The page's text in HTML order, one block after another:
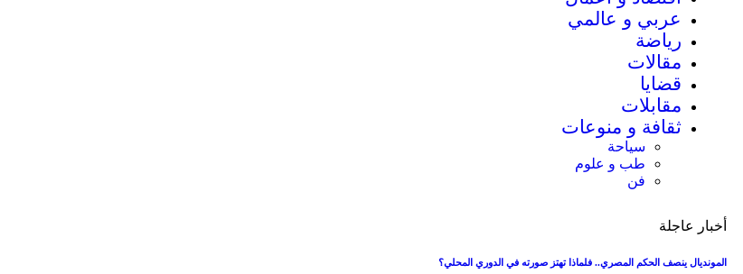
عربي و عالمي
رياضة
مقالات
قضايا
مقابلات
ثقافة و منوعات
سياحة
طب و علوم
فن
أخبار عاجلة
المونديال ينصف الحكم المصري.. فلماذا تهتز صورته في الدوري المحلي؟